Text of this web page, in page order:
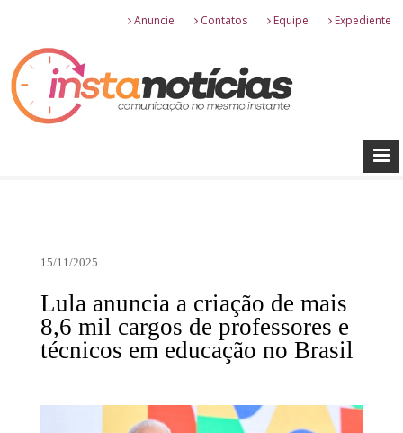
Anuncie Contatos Equipe Expediente
15/11/2025
Lula anuncia a criação de mais
8,6 mil cargos de professores e
técnicos em educação no Brasil